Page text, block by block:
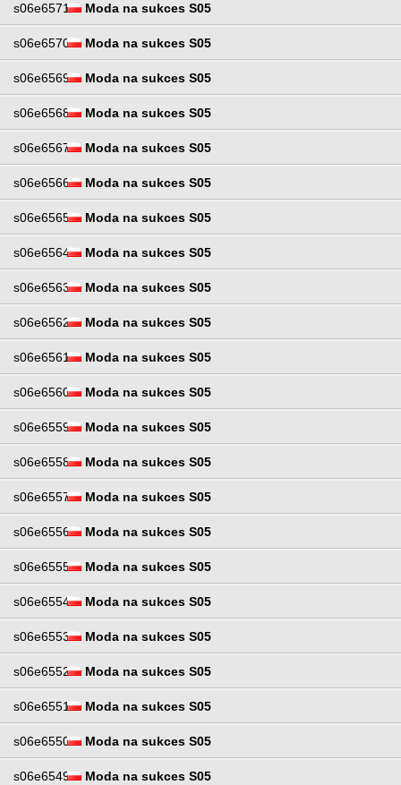
s06e6571 Moda na sukces S05
s06e6570 Moda na sukces S05
s06e6569 Moda na sukces S05
s06e6568 Moda na sukces S05
s06e6567 Moda na sukces S05
s06e6566 Moda na sukces S05
s06e6565 Moda na sukces S05
s06e6564 Moda na sukces S05
s06e6563 Moda na sukces S05
s06e6562 Moda na sukces S05
s06e6561 Moda na sukces S05
s06e6560 Moda na sukces S05
s06e6559 Moda na sukces S05
s06e6558 Moda na sukces S05
s06e6557 Moda na sukces S05
s06e6556 Moda na sukces S05
s06e6555 Moda na sukces S05
s06e6554 Moda na sukces S05
s06e6553 Moda na sukces S05
s06e6552 Moda na sukces S05
s06e6551 Moda na sukces S05
s06e6550 Moda na sukces S05
s06e6549 Moda na sukces S05